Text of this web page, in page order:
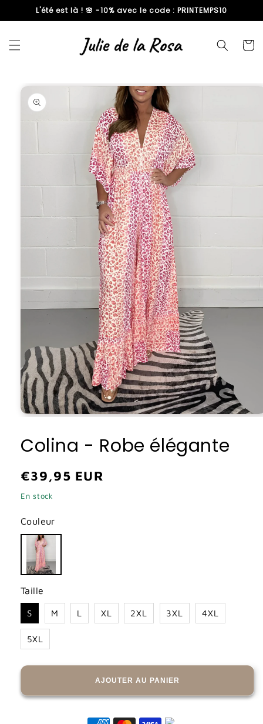
passer
contenu
L'été est là ! 🌸 -10% avec le code : PRINTEMPS10
Panier
Passer aux
informations
produits
Ouvrir
1
dans
fenêtre
modale
Colina - Robe élégante
Prix
habituel
€39,95 EUR
En stock
Couleur
Taille
S M L XL 2XL 3XL 4XL
5XL
AJOUTER AU PANIER